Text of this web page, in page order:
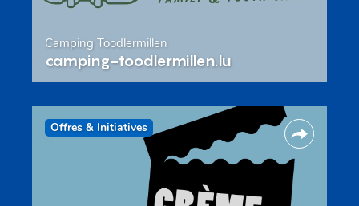
Camping Toodlermillen
camping-toodlermillen.lu
Offres & Initiatives